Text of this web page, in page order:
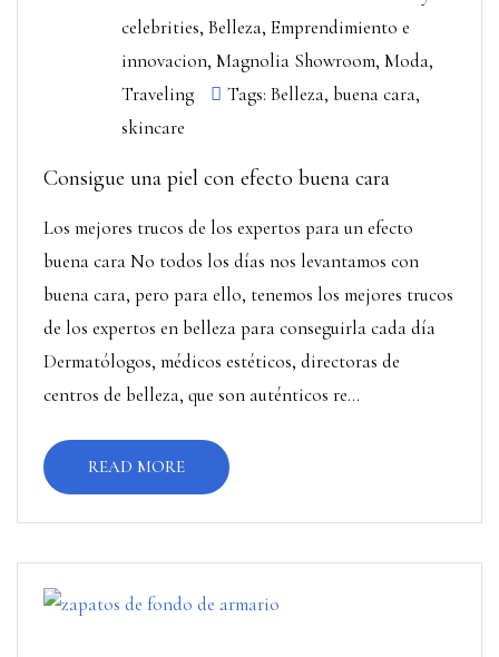
celebrities, Belleza, Emprendimiento e
innovacion, Magnolia Showroom, Moda,
Traveling
Tags: Belleza, buena cara,
skincare
Consigue una piel con efecto buena cara
Los mejores trucos de los expertos para un efecto
buena cara No todos los días nos levantamos con
buena cara, pero para ello, tenemos los mejores trucos
de los expertos en belleza para conseguirla cada día
Dermatólogos, médicos estéticos, directoras de
centros de belleza, que son auténticos re...
READ MORE